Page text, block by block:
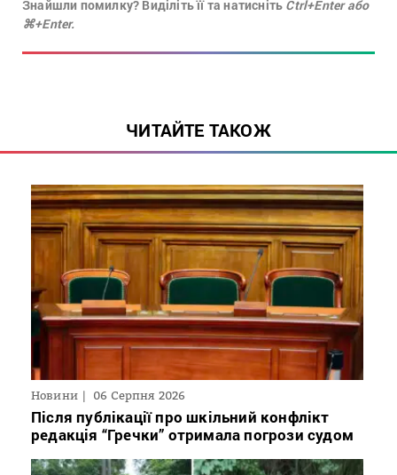
Знайшли помилку? Виділіть її та натисніть Ctrl+Enter або
⌘+Enter.
ЧИТАЙТЕ ТАКОЖ
Новини 06 Серпня 2026
Після публікації про шкільний конфлікт
редакція “Гречки” отримала погрози судом